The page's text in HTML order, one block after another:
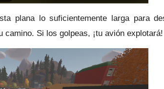
plana lo suficientemente larga para
camino. Si los golpeas, ¡tu avión explotará!